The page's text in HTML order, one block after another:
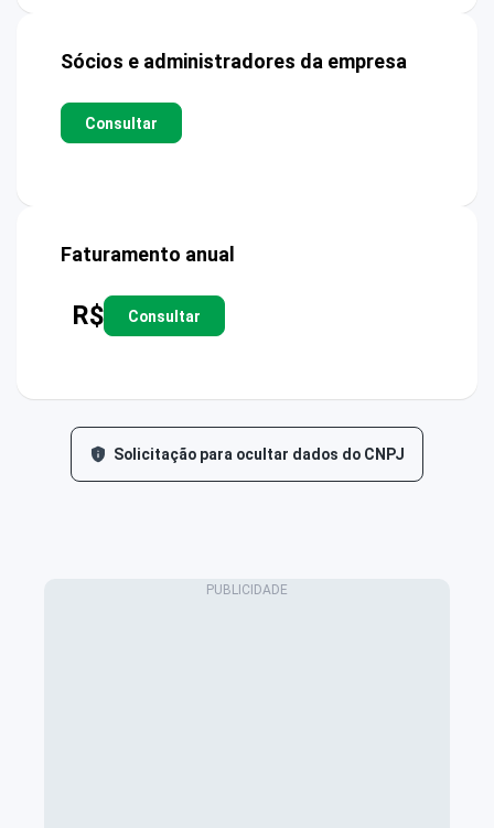
Sócios e administradores da empresa
Consultar
Faturamento anual
R$ Consultar
Solicitação para ocultar dados do CNPJ